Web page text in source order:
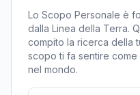
Lo Scopo Personale è
dalla Linea della Terra.
compito la ricerca della
scopo ti fa sentire
nel mondo.